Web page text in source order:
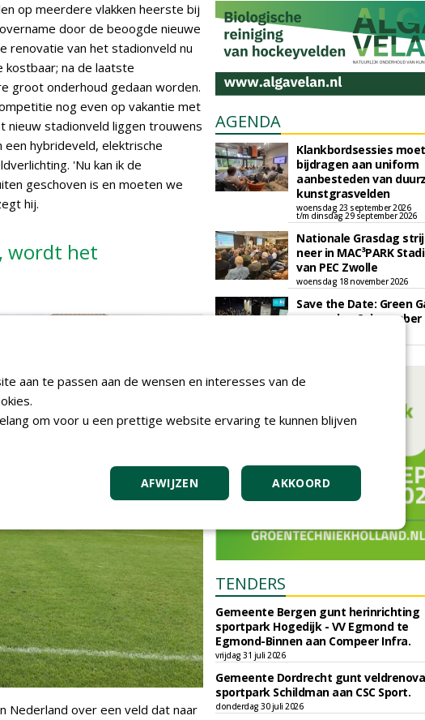
op meerdere vlakken heerste bij
door de beoogde nieuwe
renovatie van het stadionveld nu
kostbaar; na de laatste
groot onderhoud gedaan worden.
nog even op vakantie met
nieuw stadionveld liggen trouwens
een hybrideveld, elektrische
'Nu kan ik de
geschoven is en moeten we
hij.
wordt het
Nederland over een veld dat naar
AGENDA
Klankbordsessies
bijdragen aan uniform
aanbesteden van
kunstgrasvelden
woensdag 23 september 2026
t/m dinsdag 29 september 2026
Nationale Grasdag
neer in MAC³PARK
van PEC Zwolle
woensdag 18 november 2026
Save the Date: Green
woensdag 2 december
TENDERS
Gemeente Bergen gunt herinrichting
sportpark Hogedijk - VV Egmond te
Egmond-Binnen aan Compeer Infra.
vrijdag 31 juli 2026
Gemeente Dordrecht gunt
sportpark Schildman aan CSC Sport.
donderdag 30 juli 2026
aan te passen aan de wensen en interesses van de
om voor u een prettige website ervaring te kunnen blijven
AKKOORD
AFWIJZEN